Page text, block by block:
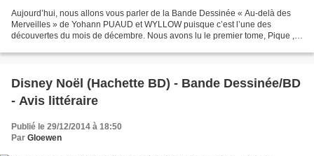
Aujourd’hui, nous allons vous parler de la Bande Dessinée « Au-delà des
Merveilles » de Yohann PUAUD et WYLLOW puisque c’est l’une des
découvertes du mois de décembre. Nous avons lu le premier tome, Pique ,
Disney Noël (Hachette BD) - Bande Dessinée/BD
- Avis littéraire
Publié le 29/12/2014 à 18:50
Par Gloewen